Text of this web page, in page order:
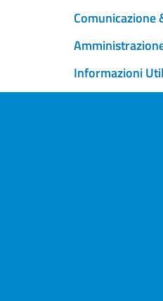
Comunicazione
Informazioni